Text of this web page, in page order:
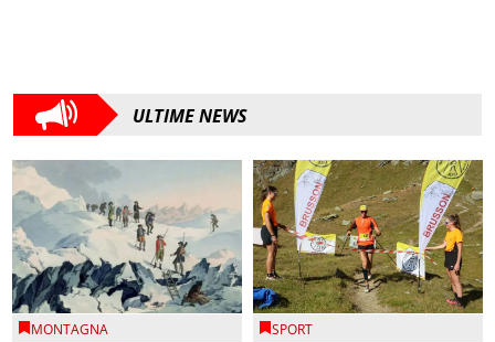
ULTIME NEWS
MONTAGNA SPORT